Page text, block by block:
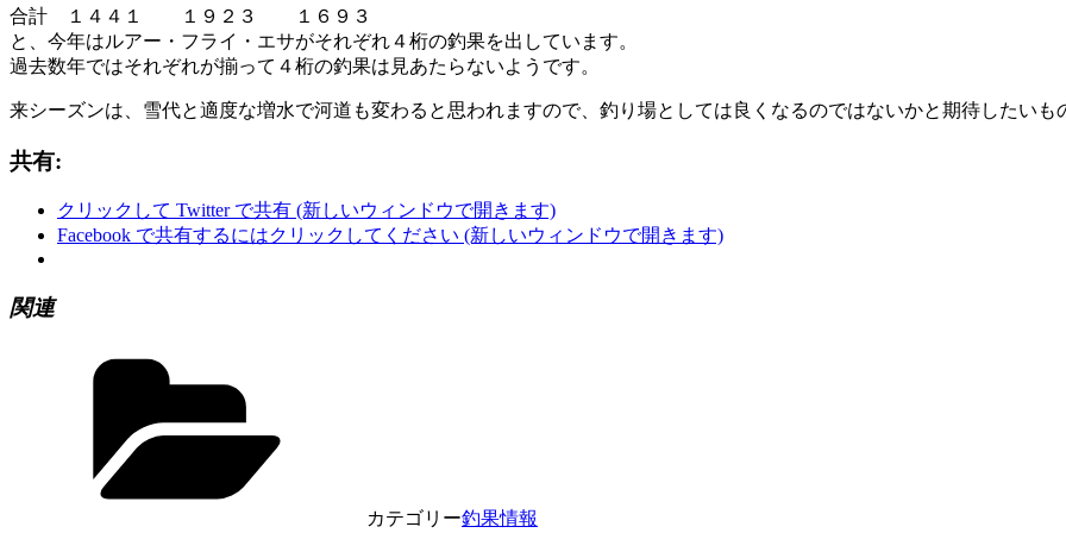
合計 １４４１ １９２３ １６９３
と、今年はルアー・フライ・エサがそれぞれ４桁の釣果を出しています。
過去数年ではそれぞれが揃って４桁の釣果は見あたらないようです。
来シーズンは、雪代と適度な増水で河道も変わると思われますので、釣り場としては良くなるのではないかと期待したいも
共有:
クリックして Twitter で共有 (新しいウィンドウで開きます)
Facebook で共有するにはクリックしてください (新しいウィンドウで開きます)
関連
カテゴリー釣果情報